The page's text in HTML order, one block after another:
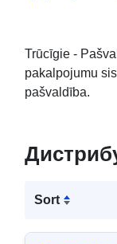
Trūcīgie -
pakalpojumu
pašvaldība.
Sort